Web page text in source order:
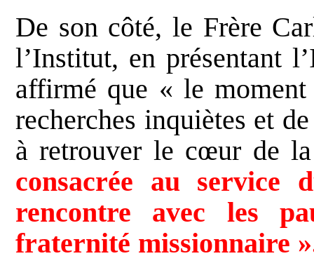
De son côté, le Frère
l’Institut, en présentant
affirmé que « le
recherches inquiètes et
à retrouver le cœur de
consacrée au service
rencontre avec les
fraternité missionnaire